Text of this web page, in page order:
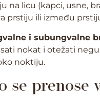
na licu (kapci, usne,
prstiju ili između
i subungvalne
nokat i otežati
noktiju.
se prenose